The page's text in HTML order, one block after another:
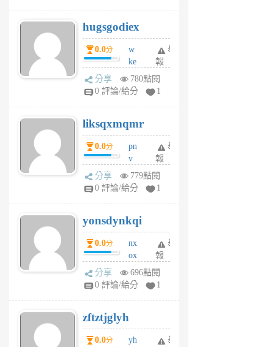
6
個
月
前
hugsgodiex
0.0分
w
ke
rv
pj
6
個
月
前
舉
報
分享
780點閱
0 評論/給分
1
liksqxmqmr
0.0分
pn
v
wt
sv
6
個
月
前
舉
報
分享
779點閱
0 評論/給分
1
yonsdynkqi
0.0分
nx
ox
rh
pe
月
前
舉
報
分享
696點閱
0 評論/給分
1
zftztjglyh
0.0分
yh
舉